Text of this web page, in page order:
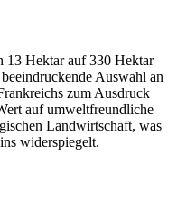
13 Hektar auf 330 Hektar
Auswahl an
zum Ausdruck
auf umweltfreundliche
Landwirtschaft, was
widerspiegelt.